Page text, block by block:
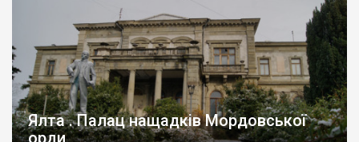
Ялта . Палац нащадків Мордовської
орди